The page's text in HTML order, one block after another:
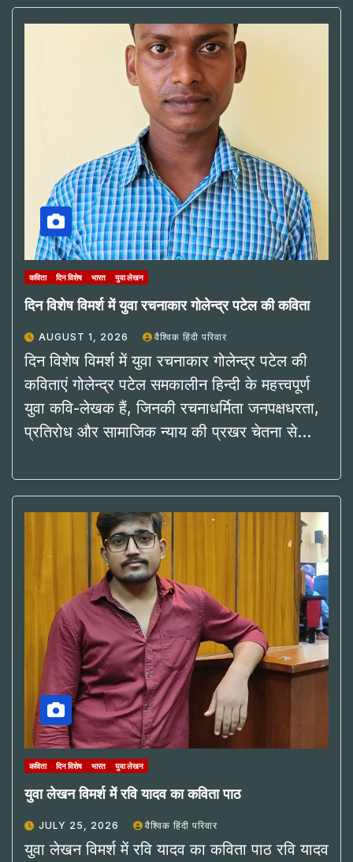
कविता दिन विशेष भारत युवा लेखन
दिन विशेष विमर्श में युवा रचनाकार गोलेन्द्र पटेल की कविता
AUGUST 1, 2026 वैश्विक हिंदी परिवार
दिन विशेष विमर्श में युवा रचनाकार गोलेन्द्र पटेल की
कविताएं गोलेन्द्र पटेल समकालीन हिन्दी के महत्त्वपूर्ण
युवा कवि-लेखक हैं, जिनकी रचनाधर्मिता जनपक्षधरता,
प्रतिरोध और सामाजिक न्याय की प्रखर चेतना से…
कविता दिन विशेष भारत युवा लेखन
युवा लेखन विमर्श में रवि यादव का कविता पाठ
JULY 25, 2026 वैश्विक हिंदी परिवार
युवा लेखन विमर्श में रवि यादव का कविता पाठ रवि यादव